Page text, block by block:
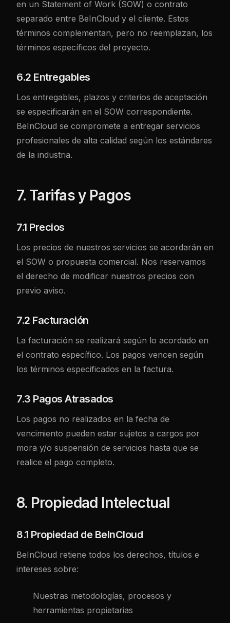
en un Statement of Work (SOW) o contrato
separado entre BeInCloud y el cliente. Estos
términos complementan, pero no reemplazan, los
términos específicos del proyecto.
6.2 Entregables
Los entregables, plazos y criterios de aceptación
se especificarán en el SOW correspondiente.
BeInCloud se compromete a entregar servicios
profesionales de alta calidad según los estándares
de la industria.
7. Tarifas y Pagos
7.1 Precios
Los precios de nuestros servicios se acordarán en
el SOW o propuesta comercial. Nos reservamos
el derecho de modificar nuestros precios con
previo aviso.
7.2 Facturación
La facturación se realizará según lo acordado en
el contrato específico. Los pagos vencen según
los términos especificados en la factura.
7.3 Pagos Atrasados
Los pagos no realizados en la fecha de
vencimiento pueden estar sujetos a cargos por
mora y/o suspensión de servicios hasta que se
realice el pago completo.
8. Propiedad Intelectual
8.1 Propiedad de BeInCloud
BeInCloud retiene todos los derechos, títulos e
intereses sobre:
Nuestras metodologías, procesos y
herramientas propietarias